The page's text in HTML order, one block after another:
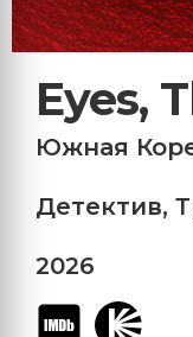
Eyes,
Южная
Детектив,
2026